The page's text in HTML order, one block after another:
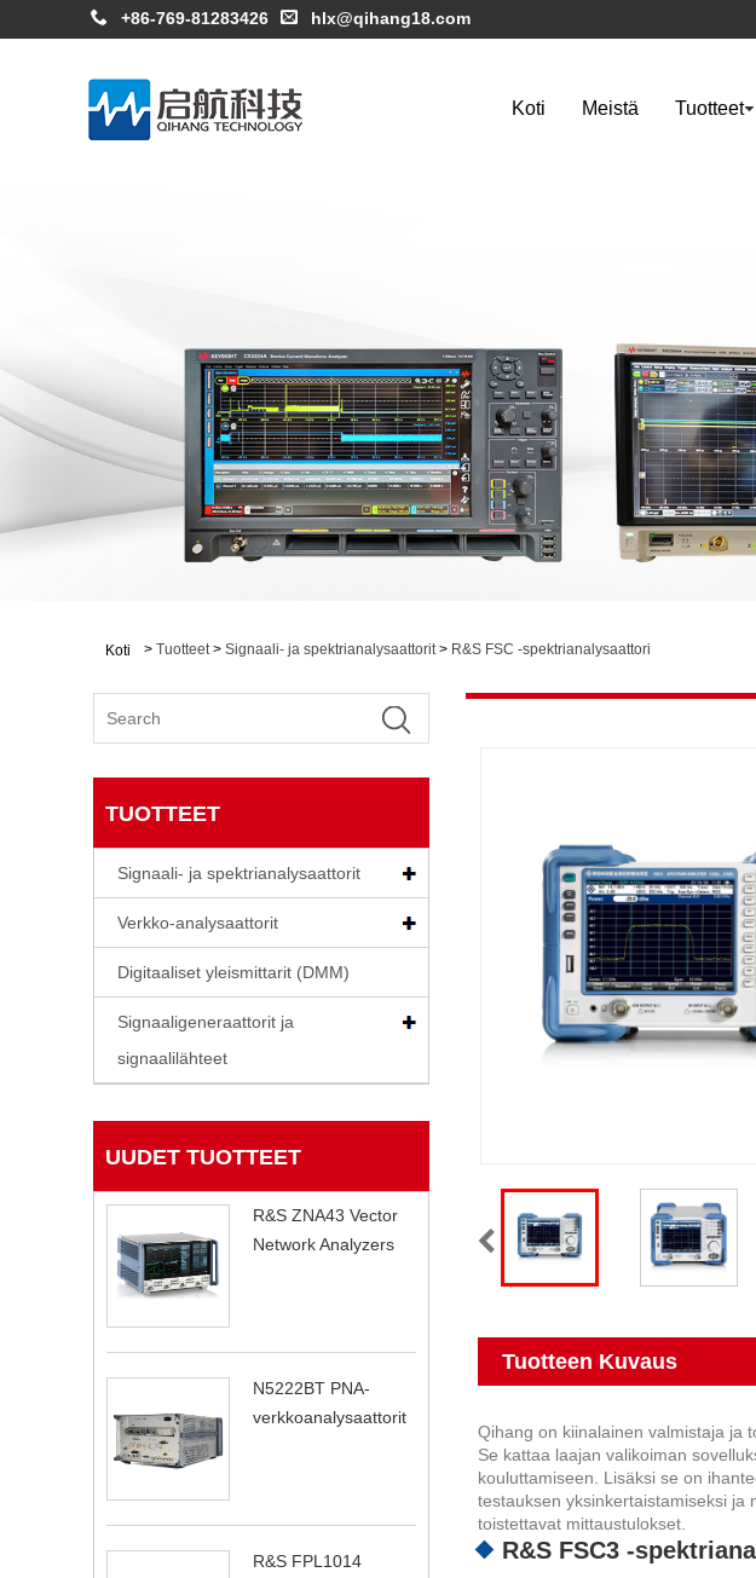
+86-769-81283426 hlx@qihang18.com
Koti Meistä Tuotteet
Koti > Tuotteet> Signaali- ja spektrianalysaattorit> R&S FSC -spektrianalysaattori
TUOTTEET
Signaali- ja spektrianalysaattorit
Verkko-analysaattorit
Digitaaliset yleismittarit (DMM)
Signaaligeneraattorit ja
signaalilähteet
UUDET TUOTTEET
R&S ZNA43 Vector
Network Analyzers
N5222BT PNA-
verkkoanalysaattorit
R&S FPL1014
Tuotteen Kuvaus
Qihang on kiinalainen valmistaja ja
Se kattaa laajan valikoiman
kouluttamiseen. Lisäksi se on
testauksen yksinkertaistamiseksi ja
toistettavat mittaustulokset.
R&S FSC3 -